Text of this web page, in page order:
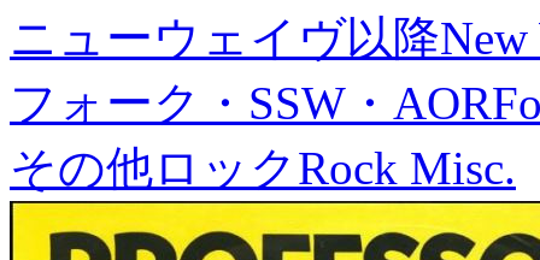
ニューウェイヴ以降New
フォーク・SSW・AOR
その他ロックRock Misc.